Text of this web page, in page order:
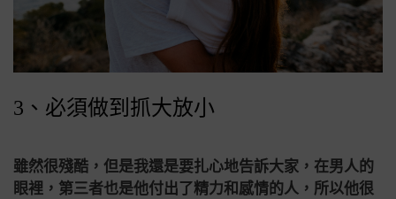
3、必須做到抓大放小
雖然很殘酷，但是我還是要扎心地告訴大家，在男人的
眼裡，第三者也是他付出了精力和感情的人，所以他很